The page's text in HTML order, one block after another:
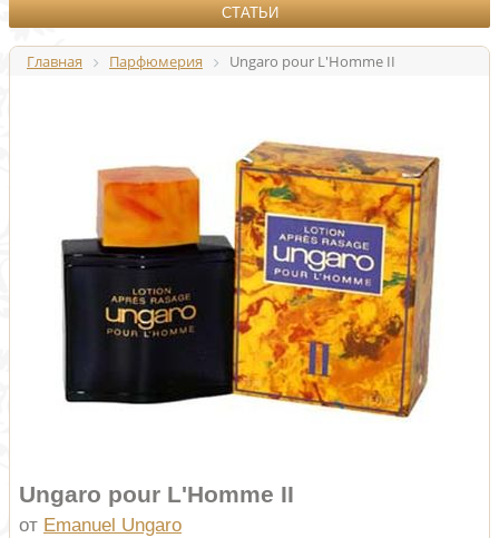
СТАТЬИ
Главная Парфюмерия Ungaro pour L'Homme II
Ungaro pour L'Homme II
от Emanuel Ungaro